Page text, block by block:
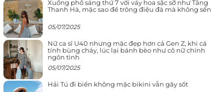
Xuống phố sáng thứ 7 với váy hoa sặc sỡ như Tăng
Thanh Hà, mặc sao để trông điệu đà mà không sến
05/07/2025
Nữ ca sĩ U40 nhưng mặc đẹp hơn cả Gen Z, khi cá
tính bùng cháy, lúc lại bánh bèo như cô nữ chính
ngôn tình
05/07/2025
Hải Tú đi biển không mặc bikini vẫn gây sốt